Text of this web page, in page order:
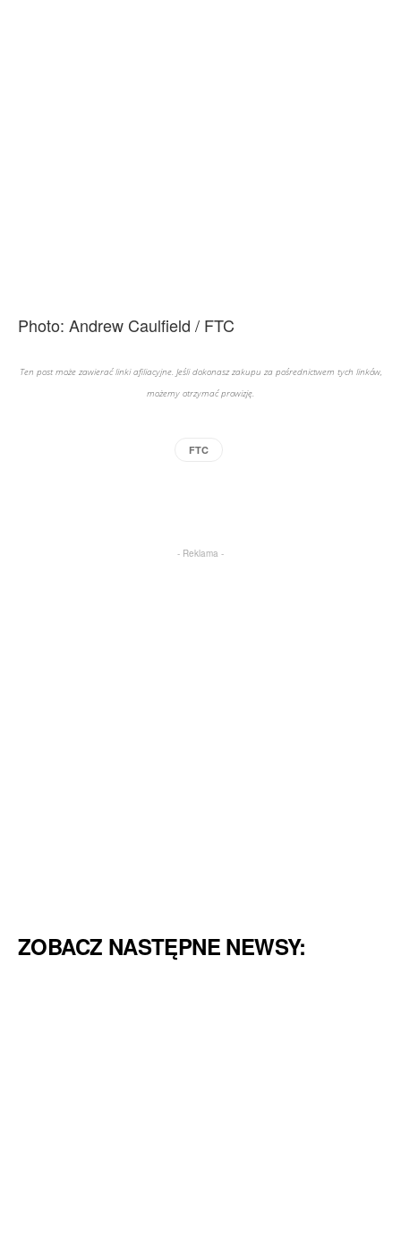
Photo: Andrew Caulfield / FTC
Ten post może zawierać linki afiliacyjne. Jeśli dokonasz zakupu za pośrednictwem tych linków,
możemy otrzymać prowizję.
FTC
- Reklama -
ZOBACZ NASTĘPNE NEWSY: